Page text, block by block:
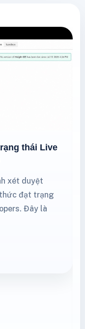
thái Live
xét duyệt
thức đạt trạng
Đây là